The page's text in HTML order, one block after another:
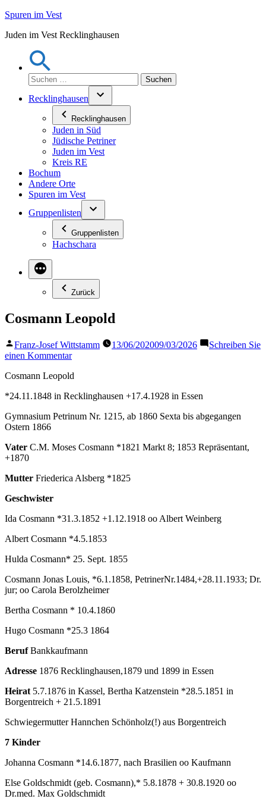
Zum
springen
Spuren im Vest
Juden im Vest Recklinghausen
Suchen
nach:
Recklinghausen
Recklinghausen
Juden in Süd
Jüdische Petriner
Juden im Vest
Kreis RE
Bochum
Andere Orte
Spuren im Vest
Gruppenlisten
Gruppenlisten
Hachschara
Zurück
Cosmann Leopold
Veröffentlicht
von
Franz-Josef Wittstamm 13/06/202009/03/2026
Schreiben Sie
einen Kommentarzu
Leopold
Cosmann Leopold
*24.11.1848 in Recklinghausen +17.4.1928 in Essen
Gymnasium Petrinum Nr. 1215, ab 1860 Sexta bis abgegangen
Ostern 1866
Vater C.M. Moses Cosmann *1821 Markt 8; 1853 Repräsentant,
+1870
Mutter Friederica Alsberg *1825
Geschwister
Ida Cosmann *31.3.1852 +1.12.1918 oo Albert Weinberg
Albert Cosmann *4.5.1853
Hulda Cosmann* 25. Sept. 1855
Cosmann Jonas Louis, *6.1.1858, PetrinerNr.1484,+28.11.1933; Dr.
jur; oo Carola Berolzheimer
Bertha Cosmann * 10.4.1860
Hugo Cosmann *25.3 1864
BerufBankkaufmann
Adresse 1876 Recklinghausen,1879 und 1899 in Essen
Heirat 5.7.1876 in Kassel, Bertha Katzenstein *28.5.1851 in
Borgentreich + 21.5.1891
Schwiegermutter Hannchen Schönholz(!) aus Borgentreich
7 Kinder
Johanna Cosmann *14.6.1877, nach Brasilien oo Kaufmann
Else Goldschmidt (geb. Cosmann),* 5.8.1878 + 30.8.1920 oo
Dr.med. Max Goldschmidt